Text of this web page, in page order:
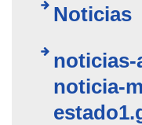
Noticias
noticias-
noticia-